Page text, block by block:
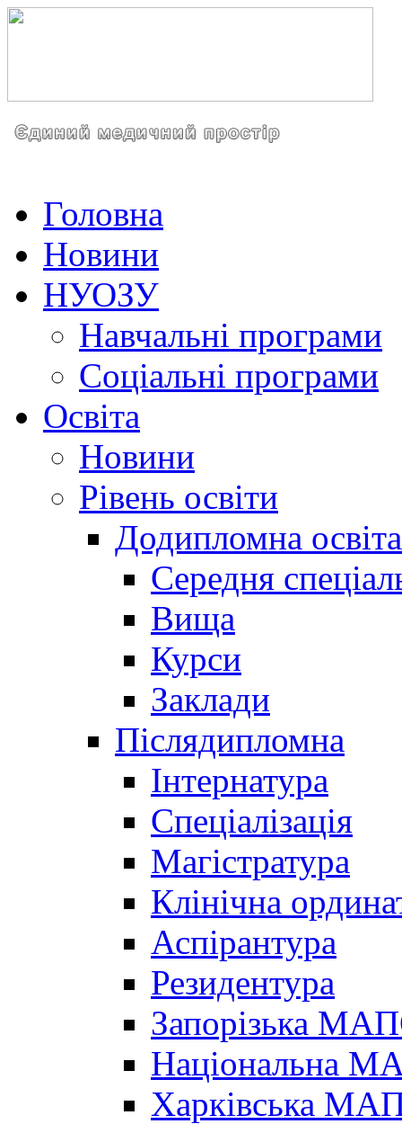
Головна
Новини
НУОЗУ
Навчальні програми
Соціальні програми
Освіта
Новини
Рівень освіти
Додипломна освіта
Середня
Вища
Курси
Заклади
Післядипломна
Інтернатура
Спеціалізація
Магістратура
Клінічна
Аспірантура
Резидентура
Запорізька
Національна
Харківська